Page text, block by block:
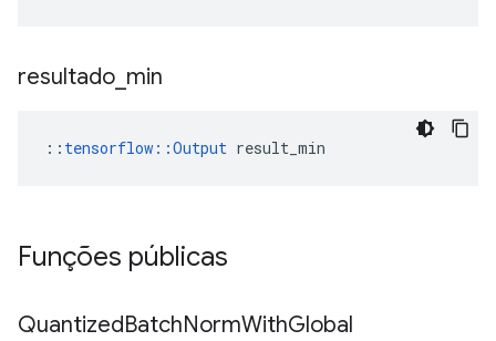
resultado min
:: tensorflow::Output result_min
Funções públicas
QuantizedBatchNormWithGlobal